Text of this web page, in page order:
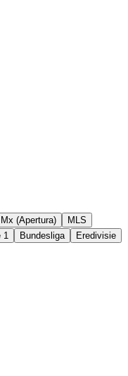
(Apertura)
MLS
1 Bundesliga
Eredivisie